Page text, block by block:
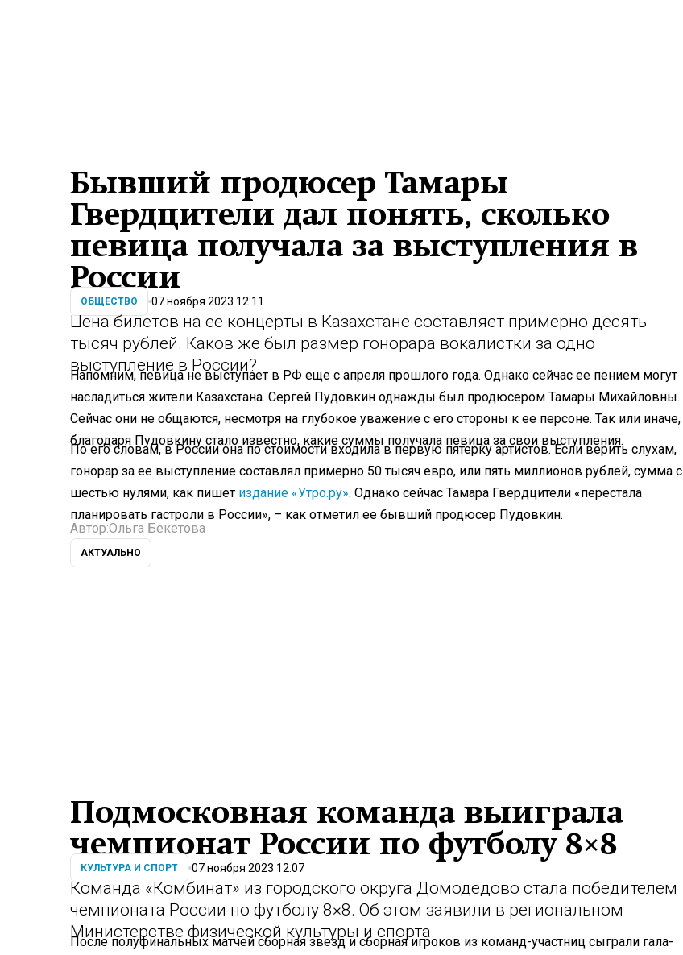
Бывший продюсер Тамары
Гвердцители дал понять, сколько
певица получала за выступления в
России
ОБЩЕСТВО 07 ноября 2023 12:11
Цена билетов на ее концерты в Казахстане составляет примерно десять
тысяч рублей. Каков же был размер гонорара вокалистки за одно
выступление в России?
Напомним, певица не выступает в РФ еще с апреля прошлого года. Однако сейчас ее пением могут
насладиться жители Казахстана. Сергей Пудовкин однажды был продюсером Тамары Михайловны.
Сейчас они не общаются, несмотря на глубокое уважение с его стороны к ее персоне. Так или иначе,
благодаря Пудовкину стало известно, какие суммы получала певица за свои выступления.
По его словам, в России она по стоимости входила в первую пятерку артистов. Если верить слухам,
гонорар за ее выступление составлял примерно 50 тысяч евро, или пять миллионов рублей, сумма с
шестью нулями, как пишет издание «Утро.ру». Однако сейчас Тамара Гвердцители «перестала
планировать гастроли в России», – как отметил ее бывший продюсер Пудовкин.
Автор:Ольга Бекетова
АКТУАЛЬНО
Подмосковная команда выиграла
чемпионат России по футболу 8×8
КУЛЬТУРА И СПОРТ 07 ноября 2023 12:07
Команда «Комбинат» из городского округа Домодедово стала победителем
чемпионата России по футболу 8×8. Об этом заявили в региональном
Министерстве физической культуры и спорта.
После полуфинальных матчей сборная звезд и сборная игроков из команд-участниц сыграли гала-